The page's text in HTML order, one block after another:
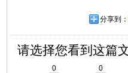
分享到：
请选择您看到这篇
0 0